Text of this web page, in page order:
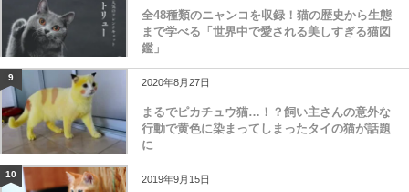
全48種類のニャンコを収録！猫の歴史から生態
まで学べる「世界中で愛される美しすぎる猫図
鑑」
9 2020年8月27日
まるでピカチュウ猫…！？飼い主さんの意外な
行動で黄色に染まってしまったタイの猫が話題
に
10 2019年9月15日